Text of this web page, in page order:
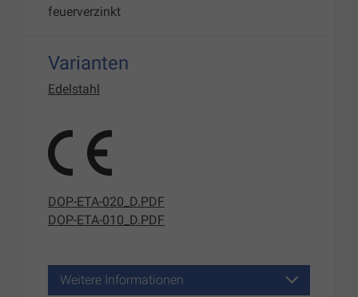
feuerverzinkt
Varianten
Edelstahl
DOP-ETA-020_D.PDF
DOP-ETA-010_D.PDF
Weitere Informationen